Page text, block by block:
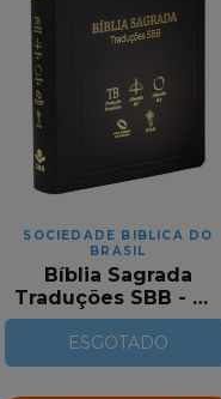
SOCIEDADE BIBLICA DO
BRASIL
Bíblia Sagrada
Traduções SBB - TB
/ ARC / RA / NAA /
NTLH em Capa Dura
ESGOTADO